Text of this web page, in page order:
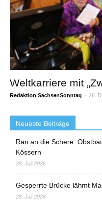
Weltkarriere mit
Redaktion SachsenSonntag - 26.
Neueste Beiträge
Ran an die Schere:
Kössern
28. Juli 2026
Gesperrte Brücke lähmt
28. Juli 2026